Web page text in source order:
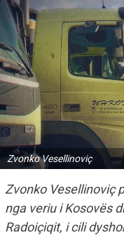
Zvonko Vesellinoviç
Zvonko Vesellinoviç
nga veriu i Kosovës
Radoiçiqit, i cili